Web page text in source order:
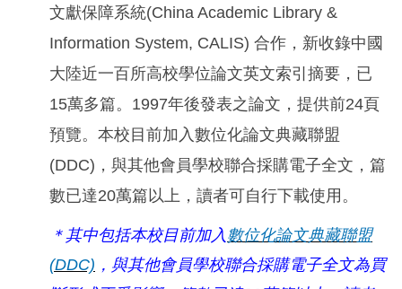
文獻保障系統(China Academic Library &
Information System, CALIS) 合作，新收錄中國
大陸近一百所高校學位論文英文索引摘要，已
15萬多篇。1997年後發表之論文，提供前24頁
預覽。本校目前加入數位化論文典藏聯盟
(DDC)，與其他會員學校聯合採購電子全文，篇
數已達20萬篇以上，讀者可自行下載使用。
＊其中包括本校目前加入 數位化論文典藏聯盟
(DDC) ，與其他會員學校聯合採購電子全文為買